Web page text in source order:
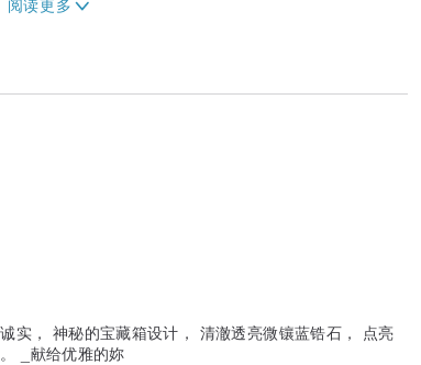
实， 神秘的宝藏箱设计， 清澈透亮微镶蓝锆石， 点亮
_献给优雅的妳